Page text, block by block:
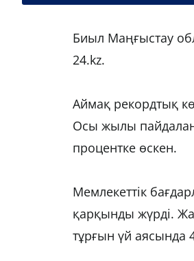
Биыл Маңғыстау
24.kz.
Аймақ рекордтық
Осы жылы
процентке өскен.
Мемлекеттік
қарқынды жүрді.
тұрғын үй